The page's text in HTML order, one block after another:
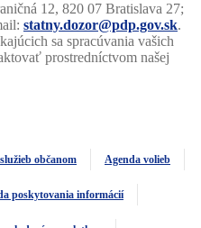
12, 820 07 Bratislava 27;
statny.dozor@pdp.gov.sk.
sa spracúvania vašich
prostredníctvom našej
občanom Agenda volieb
poskytovania informácií